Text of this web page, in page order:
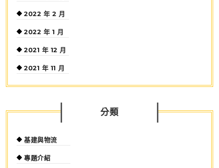
2022 年 2 月
2022 年 1 月
2021 年 12 月
2021 年 11 月
分類
基建與物流
專題介紹